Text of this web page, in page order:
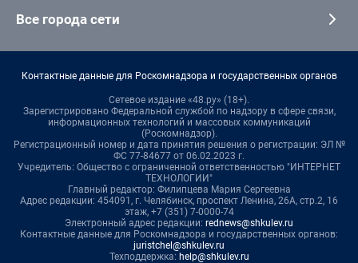
Все города сети
Контактные данные для Роскомнадзора и государственных органов
Сетевое издание «48.ру» (18+).
Зарегистрировано Федеральной службой по надзору в сфере связи,
информационных технологий и массовых коммуникаций
(Роскомнадзор).
Регистрационный номер и дата принятия решения о регистрации: ЭЛ №
ФС 77-84677 от 06.02.2023 г.
Учредитель: Общество с ограниченной ответственностью "ИНТЕРНЕТ
ТЕХНОЛОГИИ"
Главный редактор: Филипцева Мария Сергеевна
Адрес редакции: 454091, г. Челябинск, проспект Ленина, 26А, стр.2, 16
этаж, +7 (351) 7-0000-74
Электронный адрес редакции: rednews@shkulev.ru
Контактные данные для Роскомнадзора и государственных органов:
juristchel@shkulev.ru
Техподдержка: help@shkulev.ru